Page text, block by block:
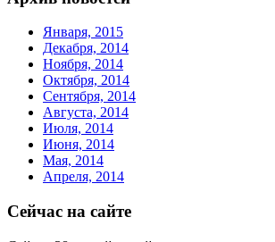
Января, 2015
Декабря, 2014
Ноября, 2014
Октября, 2014
Сентября, 2014
Августа, 2014
Июля, 2014
Июня, 2014
Мая, 2014
Апреля, 2014
Сейчас на сайте